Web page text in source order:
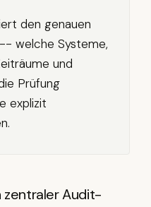
den genauen
welche Systeme,
und
Prüfung
explizit
zentraler Audit-